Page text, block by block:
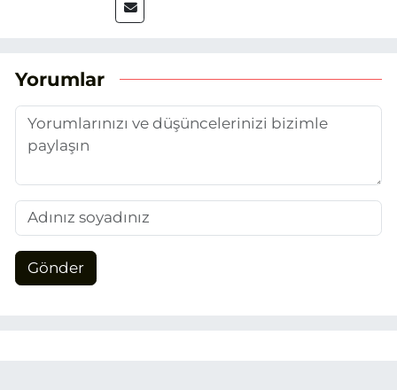
2025’te Eskişehir Haber Ajansı ile adım
aktarmayı hedefliyorum.
Yorumlar
Gönder